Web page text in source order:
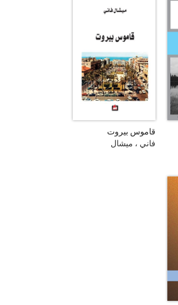
Intellectual Study
قاموس بيروت
فاني ، ميشال